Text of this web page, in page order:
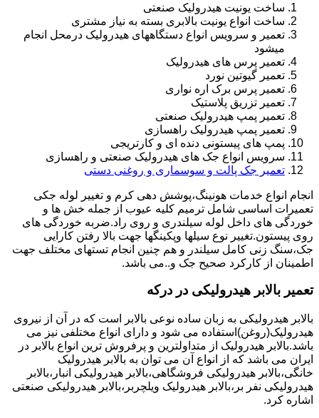
ساخت یونیت هیدرولیک صنعتی
ساخت انواع یونیت بالابری بسته به نیاز مشتری
تعمیر و سرویس انواع دستگاههای هیدرولیک درمحل انجام
میشود
تعمیر پرس های هیدرولیک
تعمیر گیوتین نورد
تعمیر پرس برک اره نواری
تعمیر تزریق پلاستیک
تعمیر پمپ هیدرولیک صنعتی
تعمیر پمپ هیدرولیک راهسازی
پمپ های پیستونی دنده ای و کارتریجی
سرویس انواع جک های هیدرولیک صنعتی و راهسازی
تعمیر جک پالت و سوسماری و روغنی دستی
انجام انواع خدمات هونینگ،پوشش دهی کرم و تغییر لوله جکی
تعمیرات اساسی شامل ترمیم کلیه عیوب از جمله خش ها و
خوردگی های داخل لوله سیلندری و روی راد.ضربه خوردگی های
روی پیستون.تغییر نوع سیلها وپکینگها جهت بالا رفتن کارایی
جک،سنگ زنی کامل سیلندر و هم چنین انجام تستهای مختلف جهت
اطمینان از کارکرد صحیح جک و..می باشد.
تعمیر بالابر هیدرولیکی در درکه
بالابر هیدرولیکی به زبان ساده نوعی بالابر است که در آن از نیروی
هیدرولیک(روغن)استفاده می شود و دارای انواع مختلفی نیز می
باشد.بالابر هیدرولیک از متداولترین و پرفروش ترین انواع بالابر در
ایران می باشد که از انواع آن می توان به بالابر هیدرولیک
خانگی،بالابر هیدرولیکی فروشگاهی،بالابر هیدرولیکی انبار،بالابر
هیدرولیکی نفر بر،بالابر هیدرولیک ویلچربر،بالابر هیدرولیکی صنعتی
اشاره کرد.